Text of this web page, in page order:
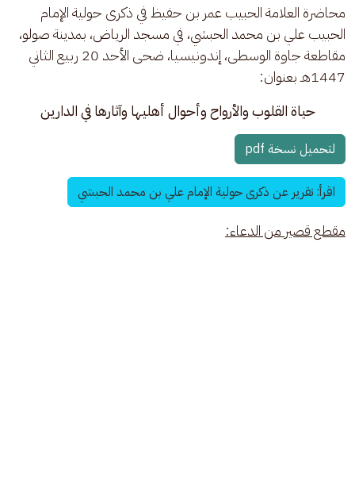
محاضرة العلامة الحبيب عمر بن حفيظ في ذكرى حولية الإمام
الحبيب علي بن محمد الحبشي، في مسجد الرياض، بمدينة صولو،
مقاطعة جاوة الوسطى، إندونيسيا، ضحى الأحد 20 ربيع الثاني
1447هـ بعنوان:
حياة القلوب والأرواح وأحوال أهليها وآثارها في الدارين
لتحميل نسخة pdf
اقرأ: تقرير عن ذكرى حولية الإمام علي بن محمد الحبشي
مقطع قصير من الدعاء: